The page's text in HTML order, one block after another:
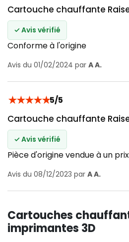
Cartouche chauffante
✓ Avis vérifié
Conforme à l'origine
Avis du 01/02/2024 par A A.
★★★★★5/5
Cartouche chauffante
✓ Avis vérifié
Pièce d'origine vendue à un
Avis du 08/12/2023 par A A.
Cartouches
imprimantes 3D